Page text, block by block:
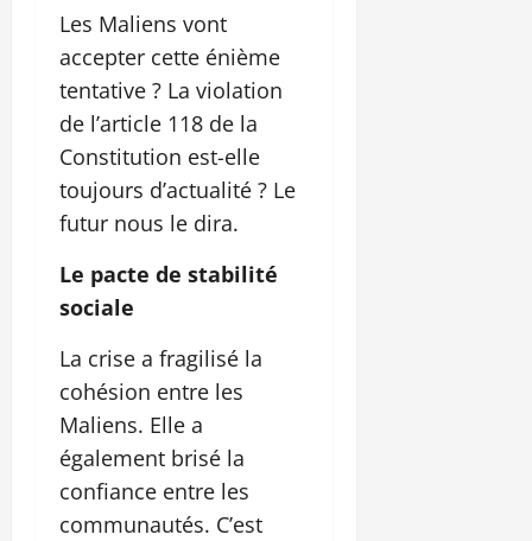
Les Maliens vont
accepter cette énième
tentative ? La violation
de l’article 118 de la
Constitution est-elle
toujours d’actualité ? Le
futur nous le dira.
Le pacte de stabilité
sociale
La crise a fragilisé la
cohésion entre les
Maliens. Elle a
également brisé la
confiance entre les
communautés. C’est